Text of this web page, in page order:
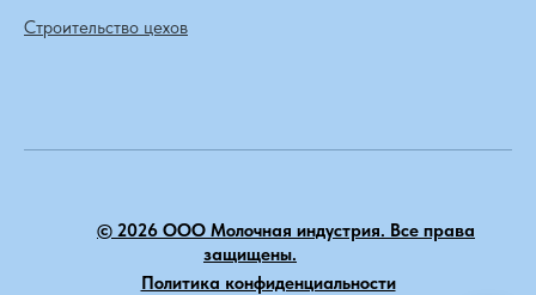
Строительство цехов
© 2026 ООО Молочная индустрия. Все права
защищены.
Политика конфиденциальности